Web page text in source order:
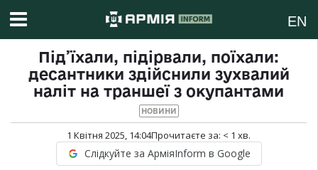
EN
Під’їхали, підірвали, поїхали:
десантники здійснили зухвалий
наліт на траншеї з окупантами
НОВИНИ
1 Квітня 2025, 14:04Прочитаєте за: < 1 хв.
Слідкуйте за АрміяInform в Google